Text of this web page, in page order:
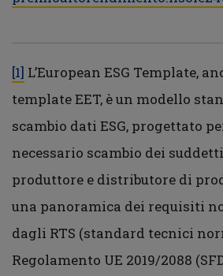
[1] L’European ESG Template,
template EET, è un modello
scambio dati ESG, progettato
necessario scambio dei
produttore e distributore di
una panoramica dei requisiti
dagli RTS (standard tecnici
Regolamento UE 2019/2088